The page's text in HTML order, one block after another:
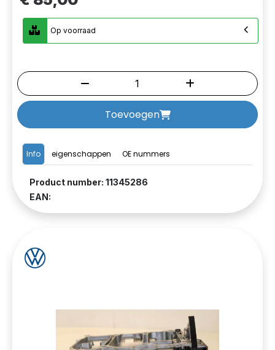
Info eigenschappen OE nummers
Product number: 11345286
EAN:
Op voorraad
Toevoegen